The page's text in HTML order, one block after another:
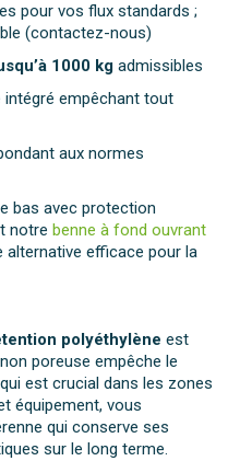
pour vos flux standards ;
(contactez-nous)
1000 kg admissibles
intégré empêchant tout
aux normes
bas avec protection
notre benne à fond ouvrant
alternative efficace pour la
polyéthylène est
poreuse empêche le
est crucial dans les zones
équipement, vous
qui conserve ses
sur le long terme.